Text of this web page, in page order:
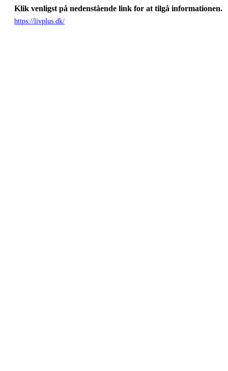
Klik venligst på nedenstående link for at tilgå informationen.
https://livplus.dk/